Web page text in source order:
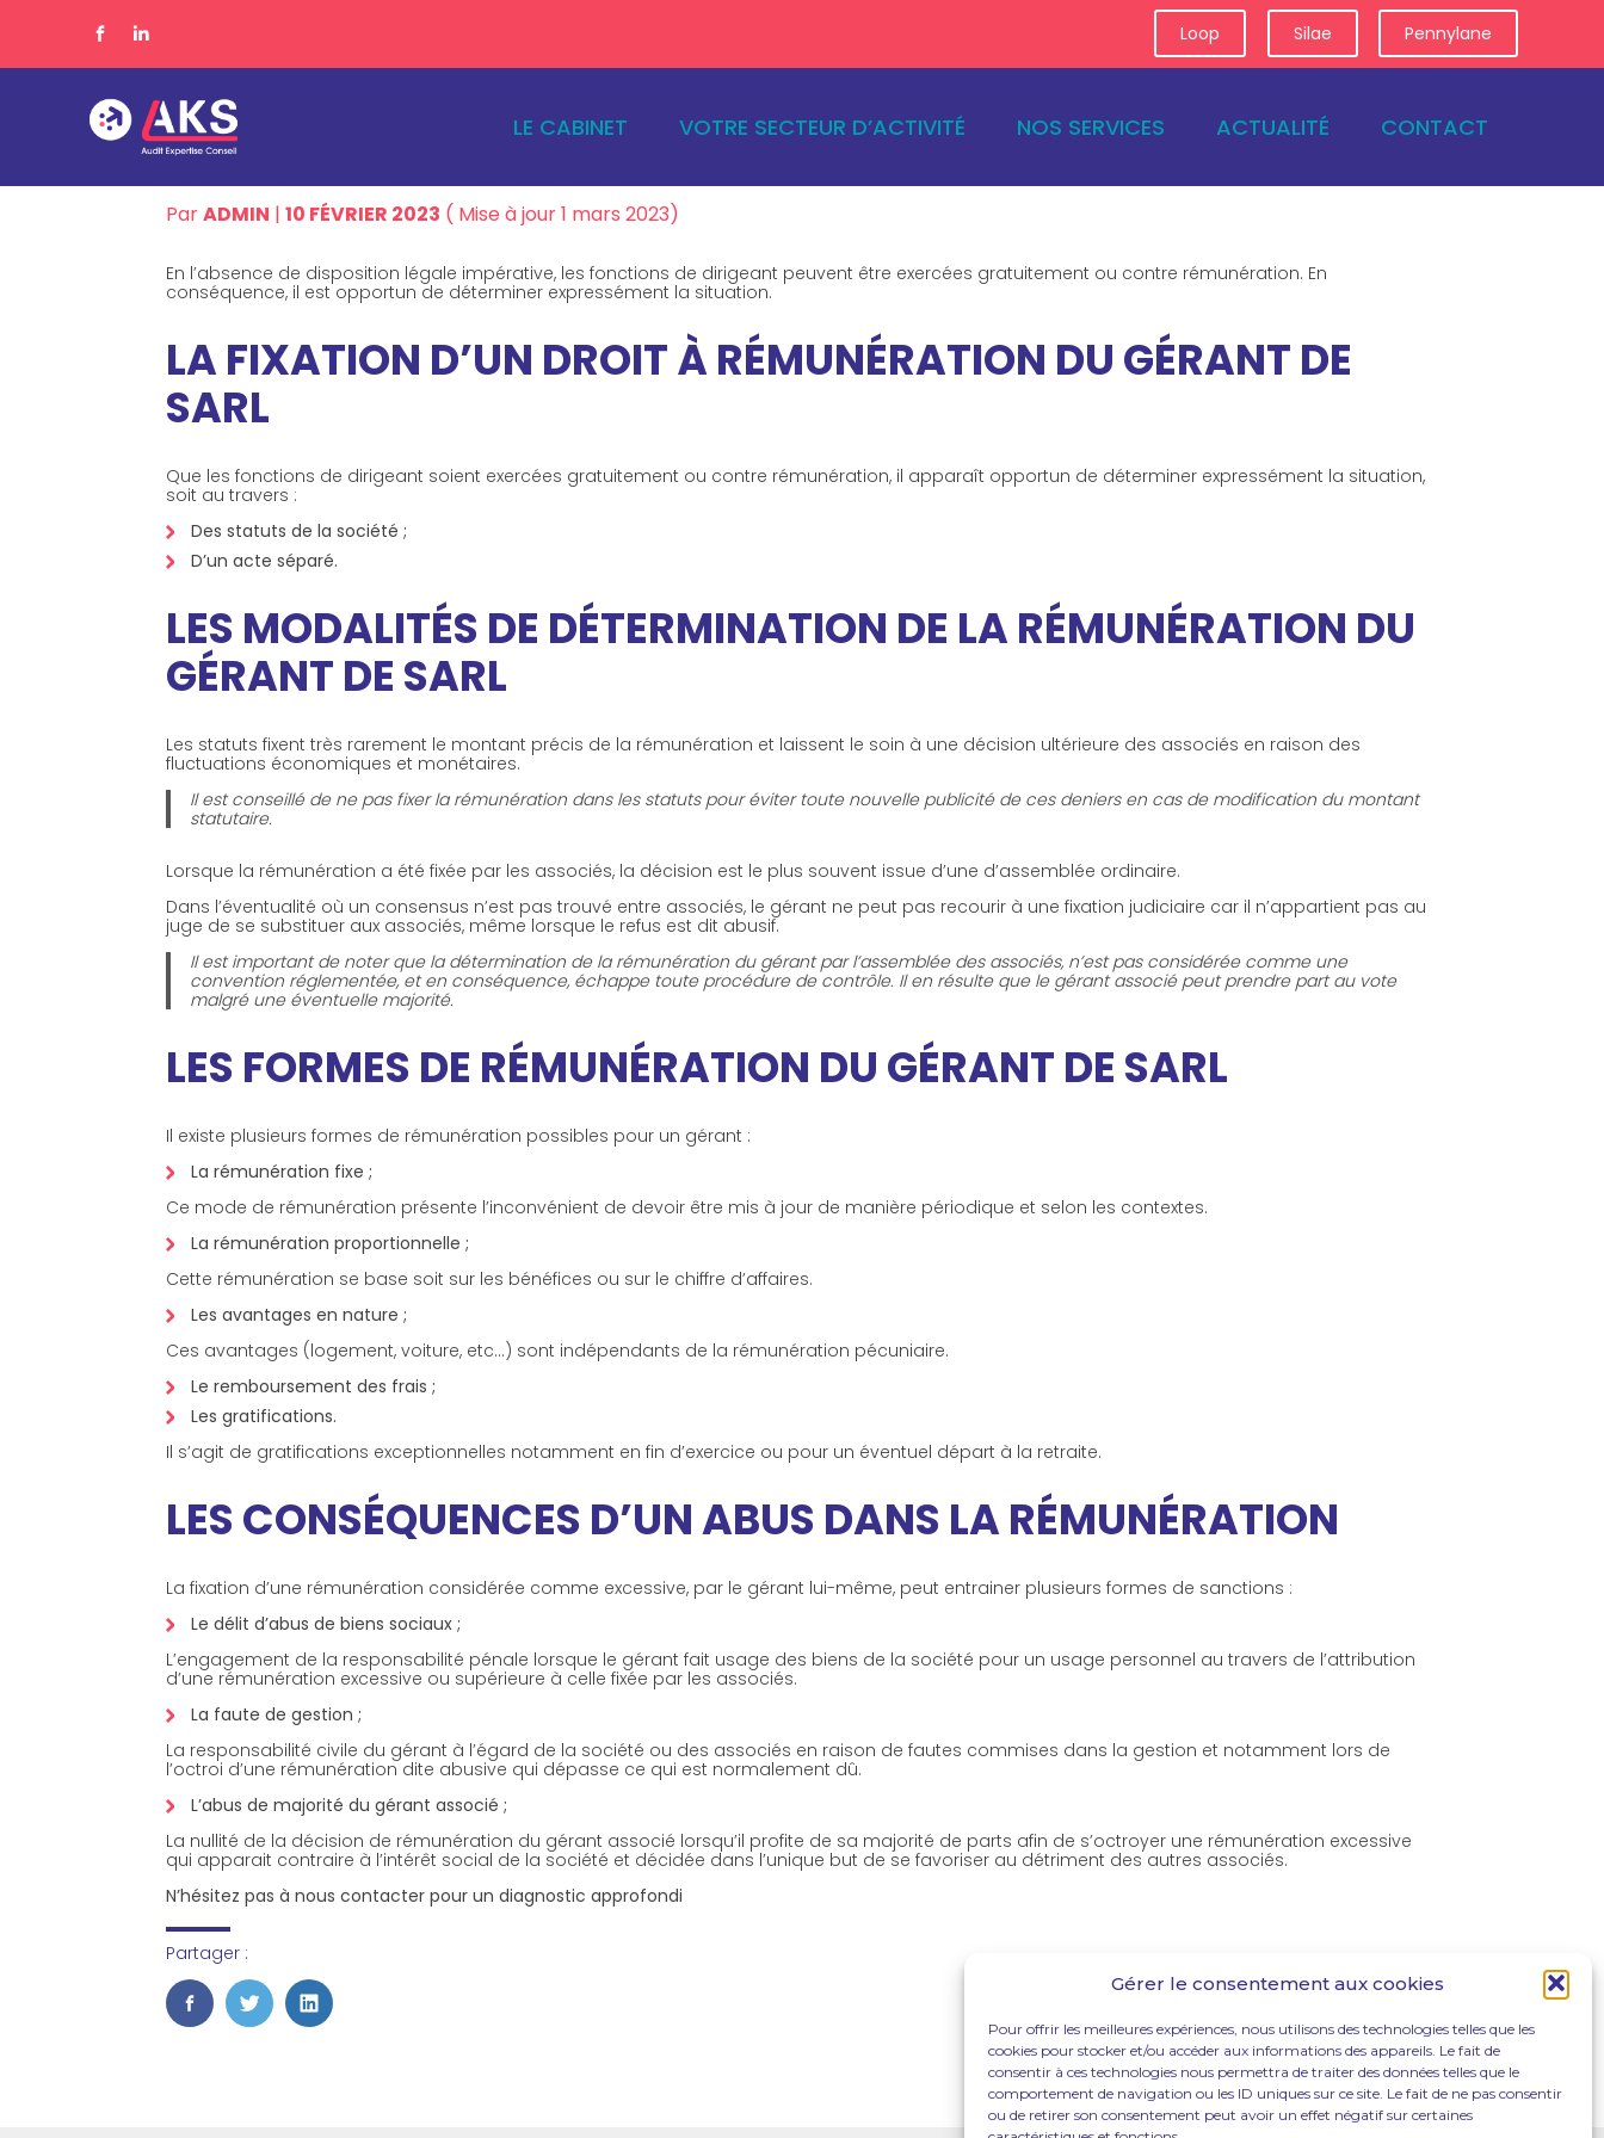
Gérer le consentement aux cookies
Pour offrir les meilleures expériences, nous utilisons des technologies telles que les
cookies pour stocker et/ou accéder aux informations des appareils. Le fait de
consentir à ces technologies nous permettra de traiter des données telles que le
comportement de navigation ou les ID uniques sur ce site. Le fait de ne pas consentir
ou de retirer son consentement peut avoir un effet négatif sur certaines
Connexion Pennylane
Silae
Loop
Aller
LE CABINET VOTRE SECTEUR D’ACTIVITÉ NOS SERVICES ACTUALITÉ CONTACT
RÉMUNÉRATION DES GÉRANTS DE SARL
ParADMIN |10 FÉVRIER 2023 ( Mise à jour 1 mars 2023)
En l’absence de disposition légale impérative, les fonctions de dirigeant peuvent être exercées gratuitement ou contre rémunération. En
conséquence, il est opportun de déterminer expressément la situation.
LA FIXATION D’UN DROIT À RÉMUNÉRATION DU GÉRANT DE
SARL
Que les fonctions de dirigeant soient exercées gratuitement ou contre rémunération, il apparaît opportun de déterminer expressément la situation,
soit au travers :
Des statuts de la société ;
D’un acte séparé.
LES MODALITÉS DE DÉTERMINATION DE LA RÉMUNÉRATION DU
GÉRANT DE SARL
Les statuts fixent très rarement le montant précis de la rémunération et laissent le soin à une décision ultérieure des associés en raison des
fluctuations économiques et monétaires.
Il est conseillé de ne pas fixer la rémunération dans les statuts pour éviter toute nouvelle publicité de ces deniers en cas de modification du montant
statutaire.
Lorsque la rémunération a été fixée par les associés, la décision est le plus souvent issue d’une d’assemblée ordinaire.
Dans l’éventualité où un consensus n’est pas trouvé entre associés, le gérant ne peut pas recourir à une fixation judiciaire car il n’appartient pas au
juge de se substituer aux associés, même lorsque le refus est dit abusif.
Il est important de noter que la détermination de la rémunération du gérant par l’assemblée des associés, n’est pas considérée comme une
convention réglementée, et en conséquence, échappe toute procédure de contrôle. Il en résulte que le gérant associé peut prendre part au vote
malgré une éventuelle majorité.
LES FORMES DE RÉMUNÉRATION DU GÉRANT DE SARL
Il existe plusieurs formes de rémunération possibles pour un gérant :
La rémunération fixe ;
Ce mode de rémunération présente l’inconvénient de devoir être mis à jour de manière périodique et selon les contextes.
La rémunération proportionnelle ;
Cette rémunération se base soit sur les bénéfices ou sur le chiffre d’affaires.
Les avantages en nature ;
Ces avantages (logement, voiture, etc…) sont indépendants de la rémunération pécuniaire.
Le remboursement des frais ;
Les gratifications.
Il s’agit de gratifications exceptionnelles notamment en fin d’exercice ou pour un éventuel départ à la retraite.
LES CONSÉQUENCES D’UN ABUS DANS LA RÉMUNÉRATION
La fixation d’une rémunération considérée comme excessive, par le gérant lui-même, peut entrainer plusieurs formes de sanctions :
Le délit d’abus de biens sociaux ;
L’engagement de la responsabilité pénale lorsque le gérant fait usage des biens de la société pour un usage personnel au travers de l’attribution
d’une rémunération excessive ou supérieure à celle fixée par les associés.
La faute de gestion ;
La responsabilité civile du gérant à l’égard de la société ou des associés en raison de fautes commises dans la gestion et notamment lors de
l’octroi d’une rémunération dite abusive qui dépasse ce qui est normalement dû.
L’abus de majorité du gérant associé ;
La nullité de la décision de rémunération du gérant associé lorsqu’il profite de sa majorité de parts afin de s’octroyer une rémunération excessive
qui apparait contraire à l’intérêt social de la société et décidée dans l’unique but de se favoriser au détriment des autres associés.
N’hésitez pas à nous contacter pour un diagnostic approfondi
Partager :
FaceBook
TwitterLinkedIn